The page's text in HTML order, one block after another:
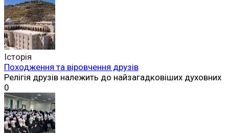
Історія
Походження та віровчення друзів
Релігія друзів належить до найзагадковіших духовних
0